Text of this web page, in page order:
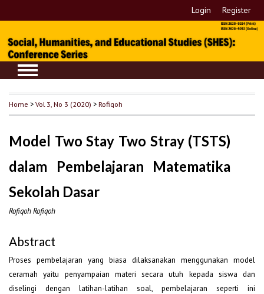
Login Register
Home >Vol 3, No 3 (2020) >Rofiqoh
Model Two Stay Two Stray (TSTS)
dalam Pembelajaran Matematika
Sekolah Dasar
Rofiqoh Rofiqoh
Abstract
Proses pembelajaran yang biasa dilaksanakan menggunakan model
ceramah yaitu penyampaian materi secara utuh kepada siswa dan
diselingi dengan latihan-latihan soal, pembelajaran seperti ini